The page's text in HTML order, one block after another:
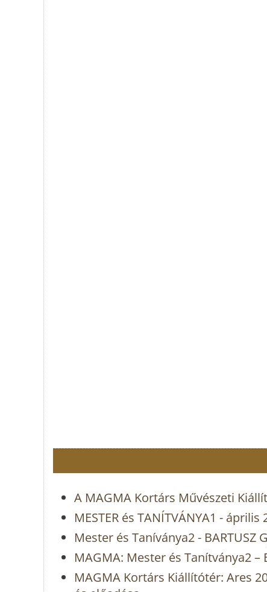
A MAGMA Kortárs Művészeti
MESTER és TANÍTVÁNYA1 -
Mester és Taníványa2 - BARTUSZ
MAGMA: Mester és Tanítványa2 –
MAGMA Kortárs Kiállítótér: Ares